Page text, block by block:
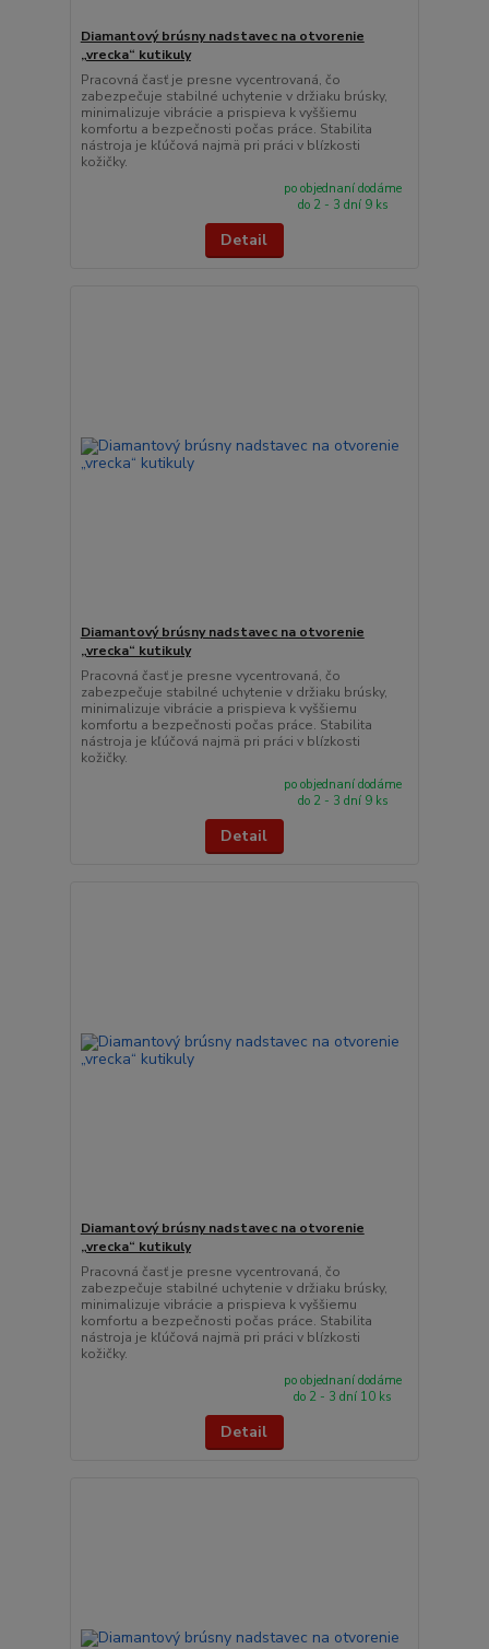
Diamantový brúsny nadstavec na otvorenie
„vrecka“ kutikuly
Pracovná časť je presne vycentrovaná, čo
zabezpečuje stabilné uchytenie v držiaku brúsky,
minimalizuje vibrácie a prispieva k vyššiemu
komfortu a bezpečnosti počas práce. Stabilita
nástroja je kľúčová najmä pri práci v blízkosti
kožičky.
po objednaní dodáme
do 2 - 3 dní 9 ks
Detail
Diamantový brúsny nadstavec na otvorenie
„vrecka“ kutikuly
Pracovná časť je presne vycentrovaná, čo
zabezpečuje stabilné uchytenie v držiaku brúsky,
minimalizuje vibrácie a prispieva k vyššiemu
komfortu a bezpečnosti počas práce. Stabilita
nástroja je kľúčová najmä pri práci v blízkosti
kožičky.
po objednaní dodáme
do 2 - 3 dní 9 ks
Detail
Diamantový brúsny nadstavec na otvorenie
„vrecka“ kutikuly
Pracovná časť je presne vycentrovaná, čo
zabezpečuje stabilné uchytenie v držiaku brúsky,
minimalizuje vibrácie a prispieva k vyššiemu
komfortu a bezpečnosti počas práce. Stabilita
nástroja je kľúčová najmä pri práci v blízkosti
kožičky.
po objednaní dodáme
do 2 - 3 dní 10 ks
Detail